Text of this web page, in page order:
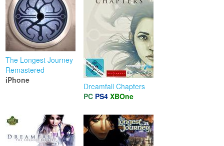
The Longest Journey
Remastered
iPhone
Dreamfall Chapters
PC PS4 XBOne